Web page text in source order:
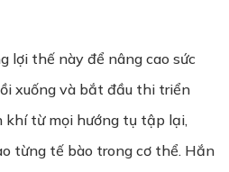
lợi thế này để nâng cao sức
xuống và bắt đầu thi triển
khí từ mọi hướng tụ tập lại,
từng tế bào trong cơ thể. Hắn